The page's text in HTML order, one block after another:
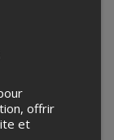
offrir
et